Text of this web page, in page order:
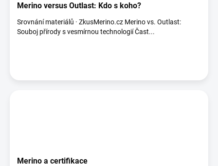
Merino versus Outlast: Kdo s koho?
Srovnání materiálů · ZkusMerino.cz Merino vs. Outlast:
Souboj přírody s vesmírnou technologií Čast...
Merino a certifikace